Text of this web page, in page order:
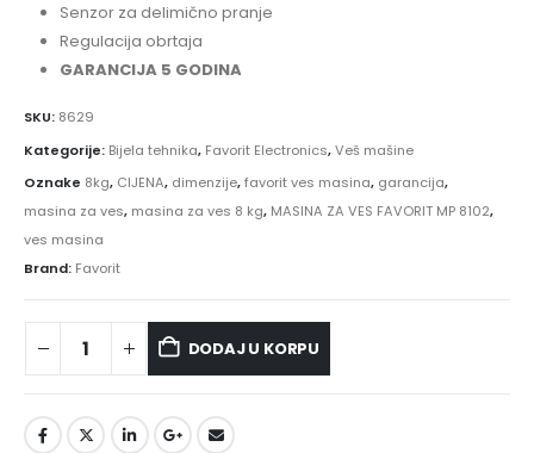
Senzor za delimično pranje
Regulacija obrtaja
GARANCIJA 5 GODINA
SKU: 8629
Kategorije: Bijela tehnika, Favorit Electronics,Veš mašine
Oznake 8kg, CIJENA, dimenzije,favorit ves masina, garancija,
masina za ves, masina za ves 8 kg, MASINA ZA VES FAVORIT MP 8102,
ves masina
Brand: Favorit
DODAJ U KORPU